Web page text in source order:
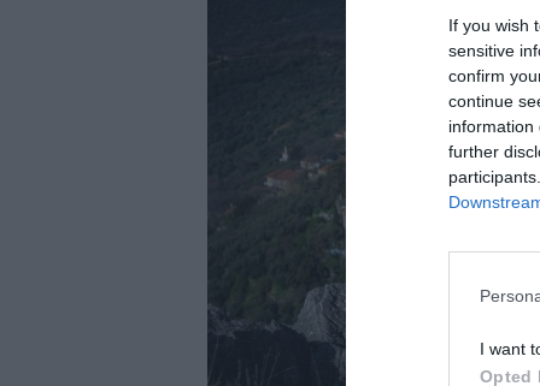
If you wish
sensitive
confirm
continue
information
further
I want
Opted